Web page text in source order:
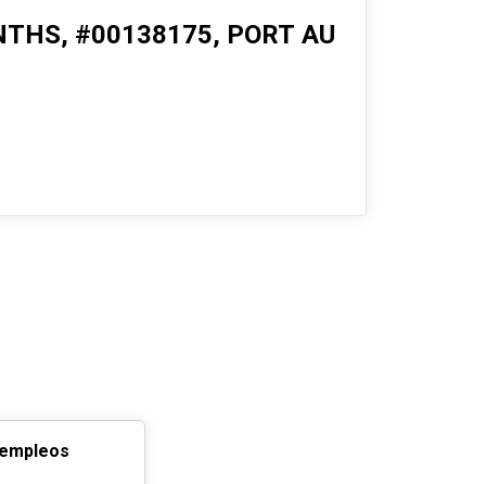
#00138175, PORT AU